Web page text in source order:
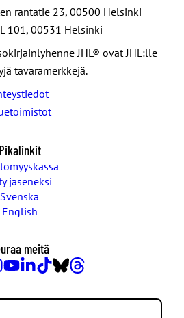
rantatie 23, 00500 Helsinki
101, 00531 Helsinki
JHL® ovat JHL:lle
tavaramerkkejä.
Pikalinkit
jäseneksi
Svenska
English
meitä